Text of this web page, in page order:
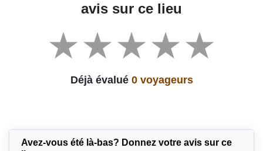
avis sur ce lieu
Déjà évalué 0 voyageurs
Avez-vous été là-bas? Donnez votre avis sur ce